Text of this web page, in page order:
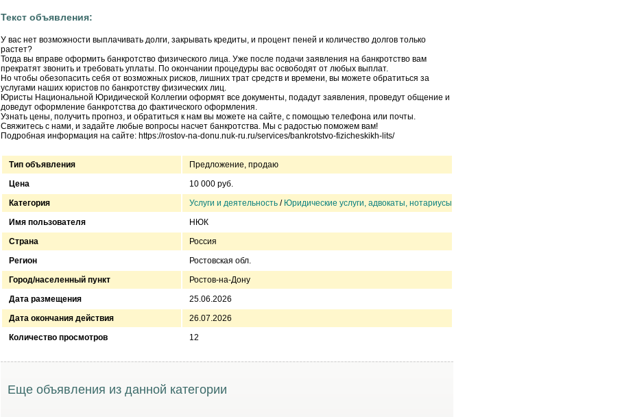
Текст объявления:
У вас нет возможности выплачивать долги, закрывать кредиты, и процент пеней и количество долгов только
растет?
Тогда вы вправе оформить банкротство физического лица. Уже после подачи заявления на банкротство вам
прекратят звонить и требовать уплаты. По окончании процедуры вас освободят от любых выплат.
Но чтобы обезопасить себя от возможных рисков, лишних трат средств и времени, вы можете обратиться за
услугами наших юристов по банкротству физических лиц.
Юристы Национальной Юридической Коллегии оформят все документы, подадут заявления, проведут общение и
доведут оформление банкротства до фактического оформления.
Узнать цены, получить прогноз, и обратиться к нам вы можете на сайте, с помощью телефона или почты.
Свяжитесь с нами, и задайте любые вопросы насчет банкротства. Мы с радостью поможем вам!
Подробная информация на сайте: https://rostov-na-donu.nuk-ru.ru/services/bankrotstvo-fizicheskikh-lits/
Тип объявления
Предложение, продаю
Цена
10 000 руб.
Категория
Услуги и деятельность / Юридические услуги, адвокаты, нотариусы
Имя пользователя
НЮК
Страна
Россия
Регион
Ростовская обл.
Город/населенный пункт
Ростов-на-Дону
Дата размещения
25.06.2026
Дата окончания действия
26.07.2026
Количество просмотров
12
Еще объявления из данной категории